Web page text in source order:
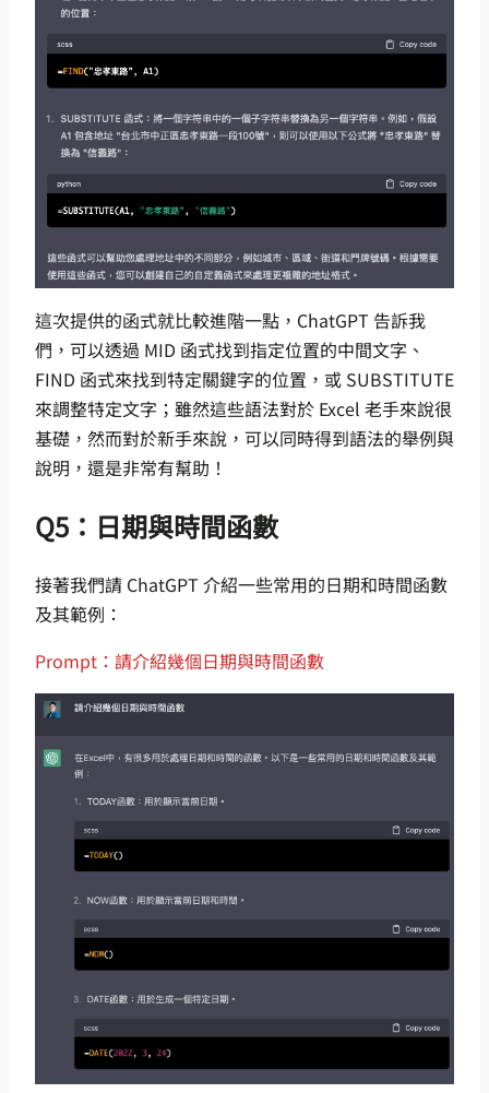
這次提供的函式就比較進階一點，ChatGPT 告訴我
們，可以透過 MID 函式找到指定位置的中間文字、
FIND 函式來找到特定關鍵字的位置，或 SUBSTITUTE
來調整特定文字；雖然這些語法對於 Excel 老手來說很
基礎，然而對於新手來說，可以同時得到語法的舉例與
說明，還是非常有幫助！
Q5：日期與時間函數
接著我們請 ChatGPT 介紹一些常用的日期和時間函數
及其範例：
Prompt：請介紹幾個日期與時間函數